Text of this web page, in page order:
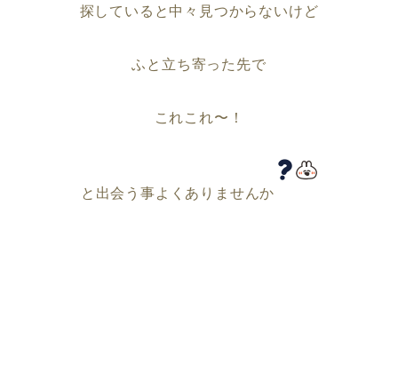
探していると中々見つからないけど
ふと立ち寄った先で
これこれ〜！
と出会う事よくありませんか